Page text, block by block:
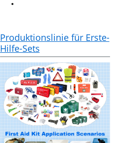
Produktionslinie für Erste-
Hilfe-Sets